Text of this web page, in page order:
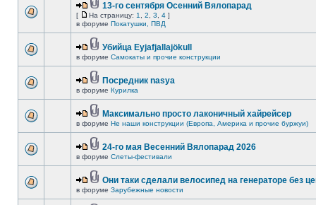
13-го сентября Осенний Вялопарад
[ На страницу: 1 2 3 4 ]
в форуме Покатушки, ПВД
Убийца Eyjafjallajökull
в форуме Самокаты и прочие конструкции
Посредник nasya
в форуме Курилка
Максимально просто лаконичный хайрейсер
в форуме Не наши конструкции (Европа, Америка и прочие буржуи)
24-го мая Весенний Вялопарад 2026
в форуме Слеты-фестивали
Они таки сделали велосипед на генераторе без
в форуме Зарубежные новости